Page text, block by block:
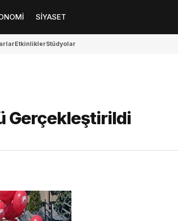
SİYASET
EtkinliklerStüdyolar
Gerçekleştirildi